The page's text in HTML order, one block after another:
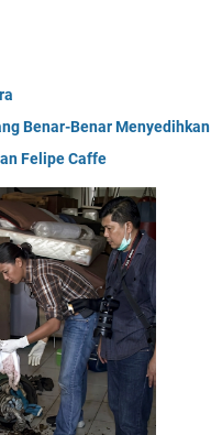
Benar-Benar Menyedihkan
Felipe Caffe